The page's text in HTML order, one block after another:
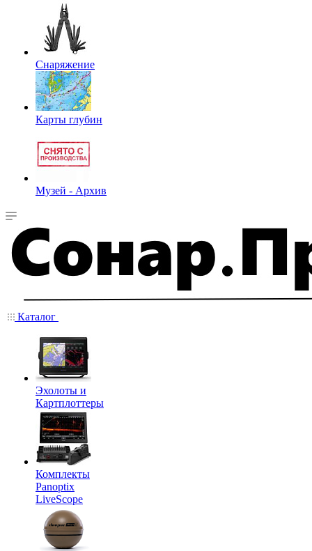
Снаряжение
Карты глубин
Музей - Архив
Каталог
Эхолоты и
Картплоттеры
Комплекты
Panoptix
LiveScope